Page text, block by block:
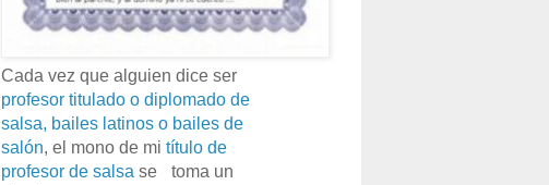
Cada vez que alguien dice ser
profesor titulado o diplomado de
salsa, bailes latinos o bailes de
salón, el mono de mi título de
profesor de salsa se
toma un